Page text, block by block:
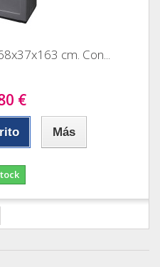
cm. Con...
€
Más